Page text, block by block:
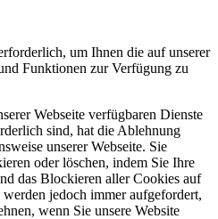
um Ihnen die auf unserer
Funktionen zur Verfügung zu
Webseite verfügbaren Dienste
sind, hat die Ablehnung
unserer Webseite. Sie
oder löschen, indem Sie Ihre
das Blockieren aller Cookies auf
jedoch immer aufgefordert,
wenn Sie unsere Website